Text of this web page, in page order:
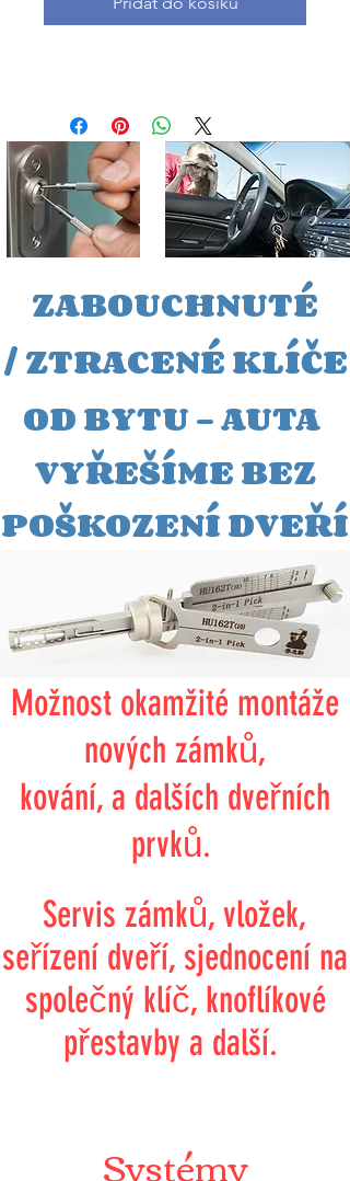
ZABOUCHNUTÉ
/ZTRACENÉ KLÍČE
OD BYTU - AUTA
VYŘEŠÍME BEZ
POŠKOZENÍ DVEŘÍ
Možnost okamžité montáže
nových zámků,
kování, a dalších dveřních
prvků.
Servis zámků, vložek,
seřízení dveří, sjednocení na
společný klíč, knoflíkové
přestavby a další.
Systémy